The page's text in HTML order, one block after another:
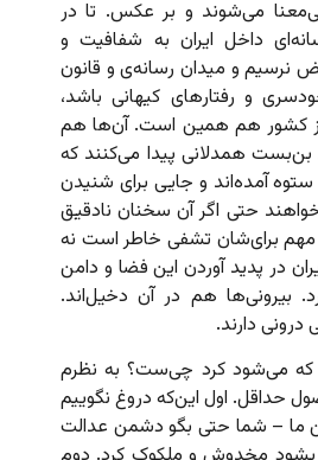
می‌شوند و بر عکس. تا در
داخل ایران به شفافیت و
نرسیم و میدان رسانه‌ی و قانون
و رفتارهای کیهانی باشد،
کشور هم همین است. آن‌ها هم
بن‌بست همدلانی پیدا می‌کنند که
ستوه آمده‌اند و جایی برای شنیدن
حتی اگر آن سخنان نادقیق
برای‌شان تشفی خاطر است نه
در پدید آوردن این فضا و دامن
بیرونی‌ها هم در آن دخیل‌اند.
دارند.
که می‌شود کرد چی‌ست؟ به نظرم
حداقل. اول این‌که دروغ نگوییم
ما – شما حتی بگو دشمن عدالت